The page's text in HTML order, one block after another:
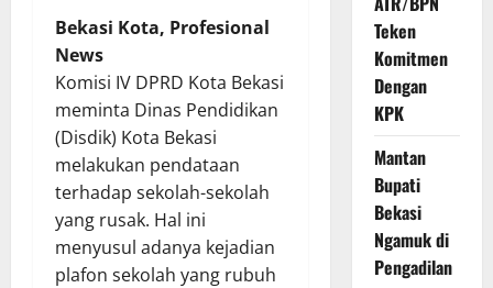
Bekasi Kota, Profesional
News
Komisi IV DPRD Kota Bekasi
meminta Dinas Pendidikan
(Disdik) Kota Bekasi
melakukan pendataan
terhadap sekolah-sekolah
yang rusak. Hal ini
menyusul adanya kejadian
plafon sekolah yang rubuh
Teken
Komitmen
Dengan
KPK
Mantan
Bupati
Bekasi
Ngamuk di
Pengadilan